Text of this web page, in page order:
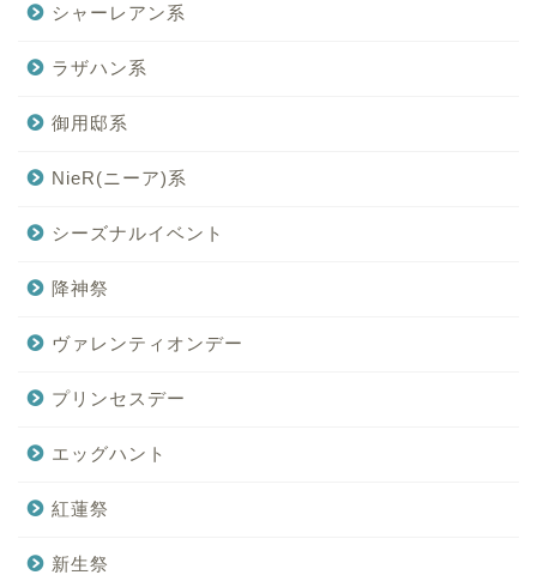
シャーレアン系
ラザハン系
御用邸系
NieR(ニーア)系
シーズナルイベント
降神祭
ヴァレンティオンデー
プリンセスデー
エッグハント
紅蓮祭
新生祭